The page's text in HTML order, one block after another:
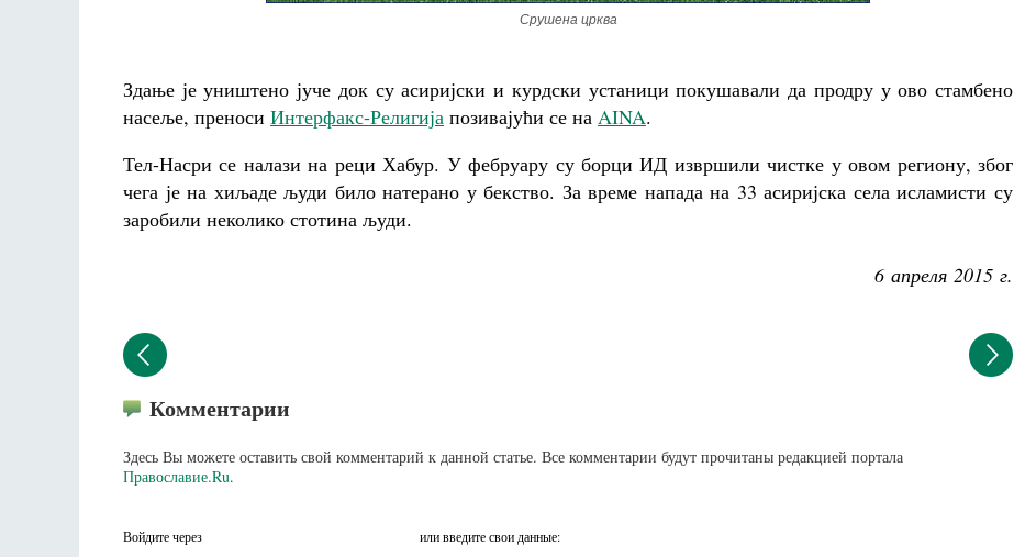
Срушена црква
Здање је уништено јуче док су асиријски и курдски устаници покушавали да продру у ово стамбено
насеље, преноси Интерфакс-Религија позивајући се на AINA.
Тел-Насри се налази на реци Хабур. У фебруару су борци ИД извршили чистке у овом региону, због
чега је на хиљаде људи било натерано у бекство. За време напада на 33 асиријска села исламисти су
заробили неколико стотина људи.
6 апреля 2015 г.
Комментарии
Здесь Вы можете оставить свой комментарий к данной статье. Все комментарии будут прочитаны редакцией портала
Православие.Ru.
Войдите через или введите свои данные: